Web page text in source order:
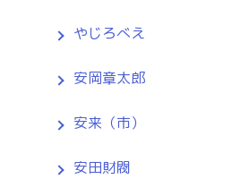
やじろべえ
安岡章太郎
安来（市）
安田財閥